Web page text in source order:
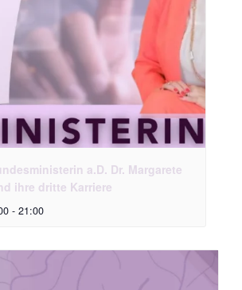
a.D. Dr. Margarete
ihre dritte Karriere
- 21:00